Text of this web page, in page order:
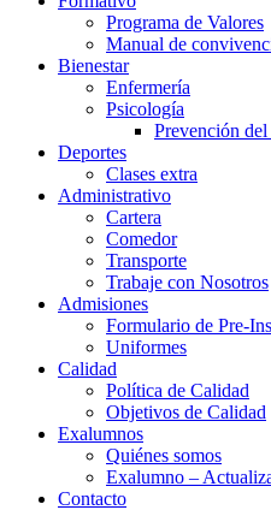
Programa de Valores
Manual de
Bienestar
Enfermería
Psicología
Prevención
Deportes
Clases extra
Administrativo
Cartera
Comedor
Transporte
Trabaje con Nosotros
Admisiones
Formulario de Pre-
Uniformes
Calidad
Política de Calidad
Objetivos de Calidad
Exalumnos
Quiénes somos
Exalumno –
Contacto